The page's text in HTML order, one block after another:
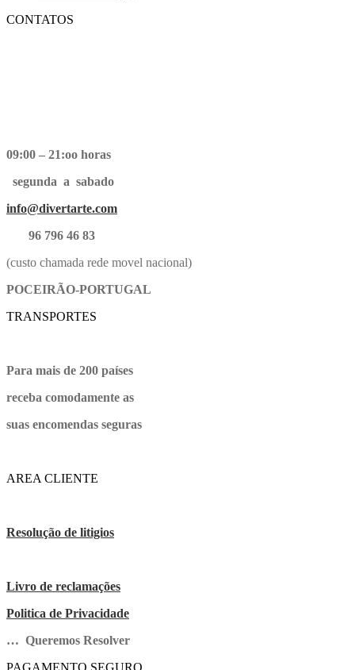
CONTATOS
09:00 – 21:oo horas
segunda a sabado
info@divertarte.com
96 796 46 83
(custo chamada rede movel nacional)
POCEIRÃO-PORTUGAL
TRANSPORTES
Para mais de 200 países
receba comodamente as
suas encomendas seguras
AREA CLIENTE
Resolução de litigios
Livro de reclamações
Politica de Privacidade
… Queremos Resolver
PAGAMENTO SEGURO